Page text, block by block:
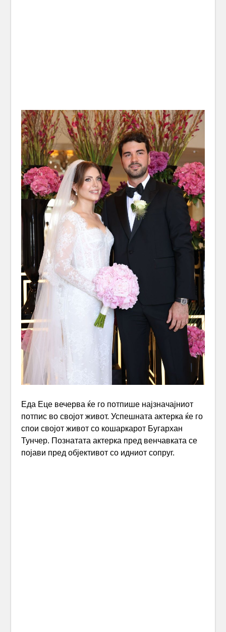
Еда Еце вечерва ќе го потпише најзначајниот
потпис во својот живот. Успешната актерка ќе го
спои својот живот со кошаркарот Бугархан
Тунчер. Познатата актерка пред венчавката се
појави пред објективот со идниот сопруг.